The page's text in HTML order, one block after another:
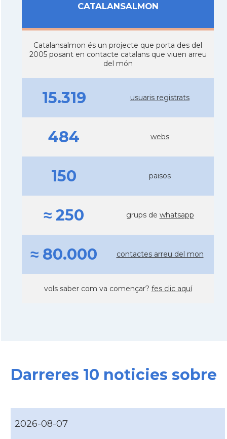
CATALANSALMON
Catalansalmon és un projecte que porta des del
2005 posant en contacte catalans que viuen arreu
del món
15.319 usuaris registrats
484 webs
150 països
≈ 250 grups de whatsapp
≈ 80.000 contactes arreu del mon
vols saber com va començar? fes clic aquí
Darreres 10 noticies sobre
2026-08-07